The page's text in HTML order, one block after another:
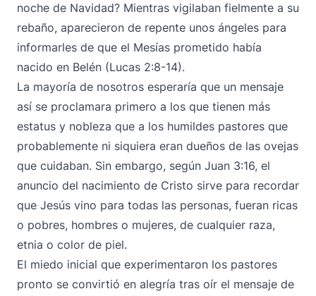
noche de Navidad? Mientras vigilaban fielmente a su
rebaño, aparecieron de repente unos ángeles para
informarles de que el Mesías prometido había
nacido en Belén (Lucas 2:8-14).
La mayoría de nosotros esperaría que un mensaje
así se proclamara primero a los que tienen más
estatus y nobleza que a los humildes pastores que
probablemente ni siquiera eran dueños de las ovejas
que cuidaban. Sin embargo, según Juan 3:16, el
anuncio del nacimiento de Cristo sirve para recordar
que Jesús vino para todas las personas, fueran ricas
o pobres, hombres o mujeres, de cualquier raza,
etnia o color de piel.
El miedo inicial que experimentaron los pastores
pronto se convirtió en alegría tras oír el mensaje de